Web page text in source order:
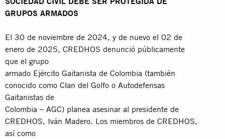
GRUPOS ARMADOS
El 30 de noviembre de 2024, y de nuevo el 02 de
enero de 2025, CREDHOS denunció públicamente
que el grupo
armado Ejército Gaitanista de Colombia (también
conocido como Clan del Golfo o Autodefensas
Gaitanistas de
Colombia – AGC) planea asesinar al presidente de
CREDHOS, Iván Madero. Los miembros de CREDHOS,
así como